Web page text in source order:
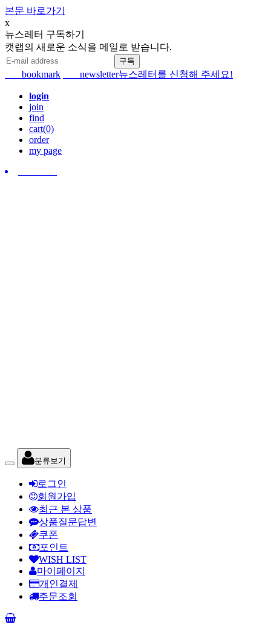
본문 바로가기
x
뉴스레터 구독하기
캣랩의 새로운 소식을 메일로 받습니다.
bookmark newsletter뉴스레터를 신청해 주세요!
login
join
find
cart(0)
order
my page
분류보기
로그인
회원가입
최근 본 상품
상품질문답변
쿠폰
포인트
WISH LIST
마이페이지
개인결제
주문조회